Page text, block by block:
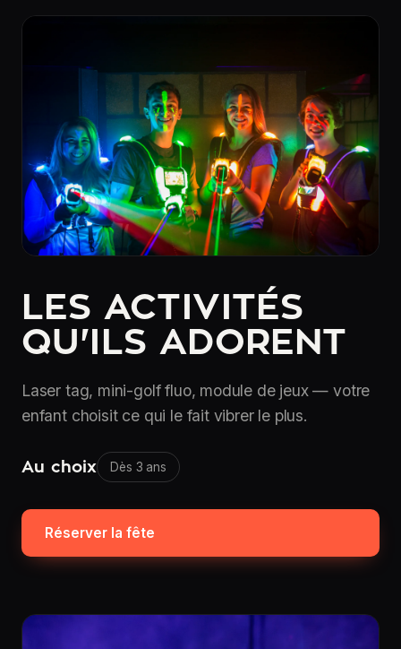
LES ACTIVITÉS
QU'ILS ADORENT
Laser tag, mini-golf fluo, module de jeux — votre
enfant choisit ce qui le fait vibrer le plus.
Au choix Dès 3 ans
Réserver la fête